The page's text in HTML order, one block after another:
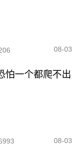
08-03
怕一个都爬不出
08-03